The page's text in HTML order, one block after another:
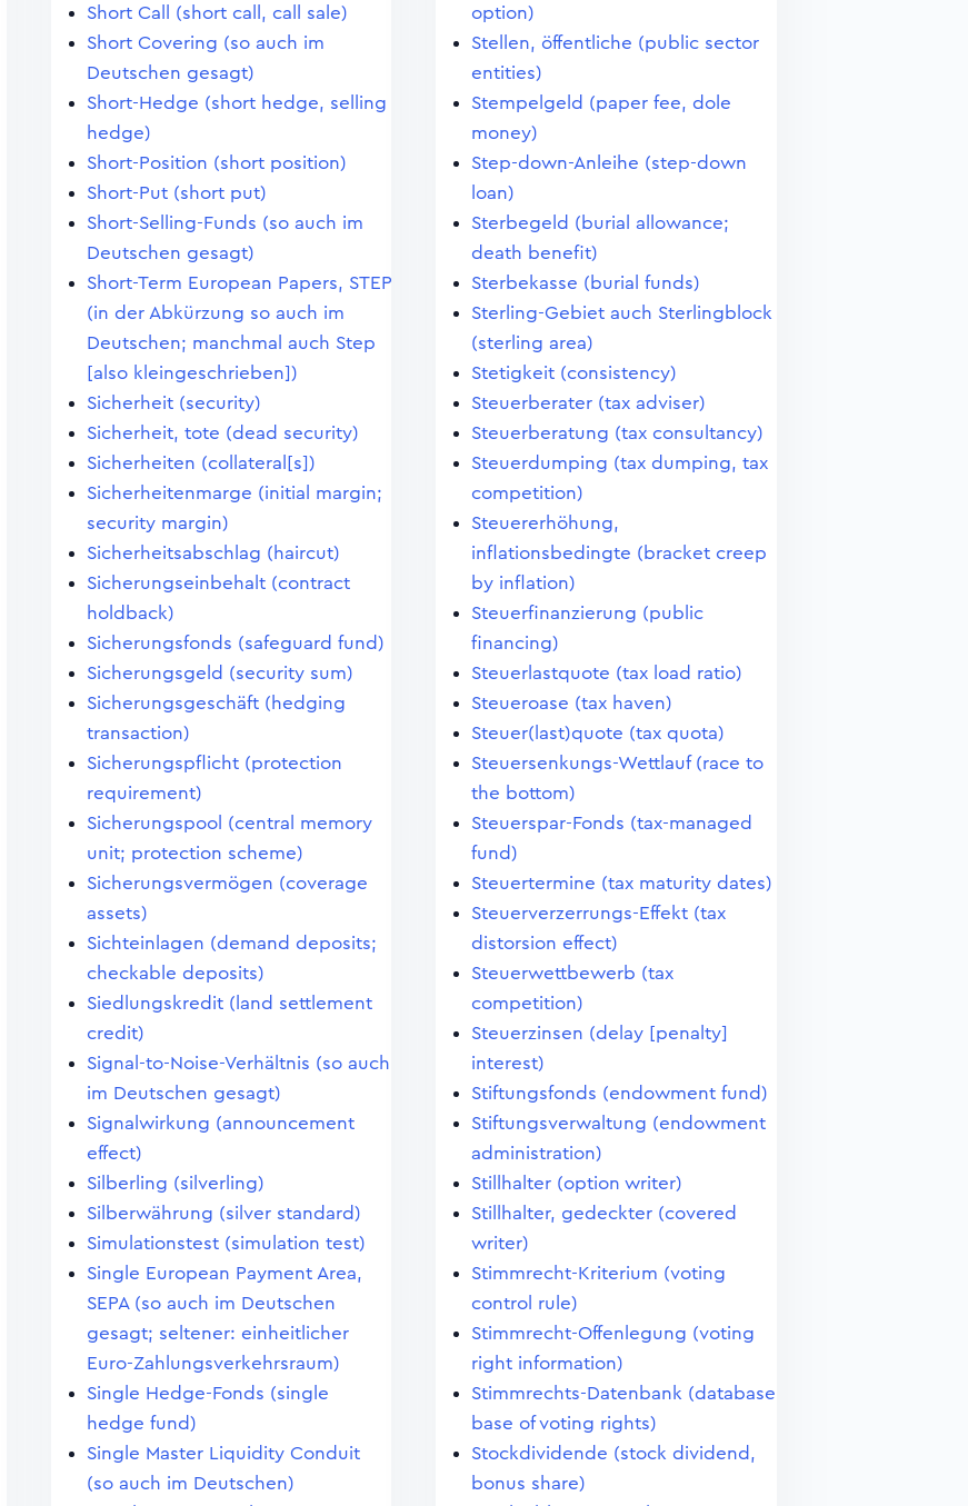
Short Call (short call, call sale)
Short Covering (so auch im
Deutschen gesagt)
Short-Hedge (short hedge, selling
hedge)
Short-Position (short position)
Short-Put (short put)
Short-Selling-Funds (so auch im
Deutschen gesagt)
Short-Term European Papers, STEP
(in der Abkürzung so auch im
Deutschen; manchmal auch Step
[also kleingeschrieben])
Sicherheit (security)
Sicherheit, tote (dead security)
Sicherheiten (collateral[s])
Sicherheitenmarge (initial margin;
security margin)
Sicherheitsabschlag (haircut)
Sicherungseinbehalt (contract
holdback)
Sicherungsfonds (safeguard fund)
Sicherungsgeld (security sum)
Sicherungsgeschäft (hedging
transaction)
Sicherungspflicht (protection
requirement)
Sicherungspool (central memory
unit; protection scheme)
Sicherungsvermögen (coverage
assets)
Sichteinlagen (demand deposits;
checkable deposits)
Siedlungskredit (land settlement
credit)
Signal-to-Noise-Verhältnis (so auch
im Deutschen gesagt)
Signalwirkung (announcement
effect)
Silberling (silverling)
Silberwährung (silver standard)
Simulationstest (simulation test)
Single European Payment Area,
SEPA (so auch im Deutschen
gesagt; seltener: einheitlicher
Euro-Zahlungsverkehrsraum)
Single Hedge-Fonds (single
hedge fund)
Single Master Liquidity Conduit
(so auch im Deutschen)
option)
Stellen, öffentliche (public sector
entities)
Stempelgeld (paper fee, dole
money)
Step-down-Anleihe (step-down
loan)
Sterbegeld (burial allowance;
death benefit)
Sterbekasse (burial funds)
Sterling-Gebiet auch Sterlingblock
(sterling area)
Stetigkeit (consistency)
Steuerberater (tax adviser)
Steuerberatung (tax consultancy)
Steuerdumping (tax dumping, tax
competition)
Steuererhöhung,
inflationsbedingte (bracket creep
by inflation)
Steuerfinanzierung (public
financing)
Steuerlastquote (tax load ratio)
Steueroase (tax haven)
Steuer(last)quote (tax quota)
Steuersenkungs-Wettlauf (race to
the bottom)
Steuerspar-Fonds (tax-managed
fund)
Steuertermine (tax maturity dates)
Steuerverzerrungs-Effekt (tax
distorsion effect)
Steuerwettbewerb (tax
competition)
Steuerzinsen (delay [penalty]
interest)
Stiftungsfonds (endowment fund)
Stiftungsverwaltung (endowment
administration)
Stillhalter (option writer)
Stillhalter, gedeckter (covered
writer)
Stimmrecht-Kriterium (voting
control rule)
Stimmrecht-Offenlegung (voting
right information)
Stimmrechts-Datenbank (database
base of voting rights)
Stockdividende (stock dividend,
bonus share)